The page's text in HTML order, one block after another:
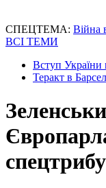
СПЕЦТЕМА: Війна
ВСІ ТЕМИ
Вступ
Теракт в